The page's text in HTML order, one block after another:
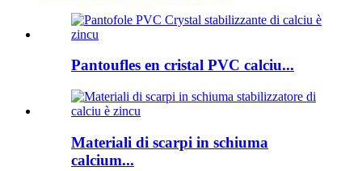
Pantoufles en cristal PVC calciu...
Materiali di scarpi in schiuma
calcium...